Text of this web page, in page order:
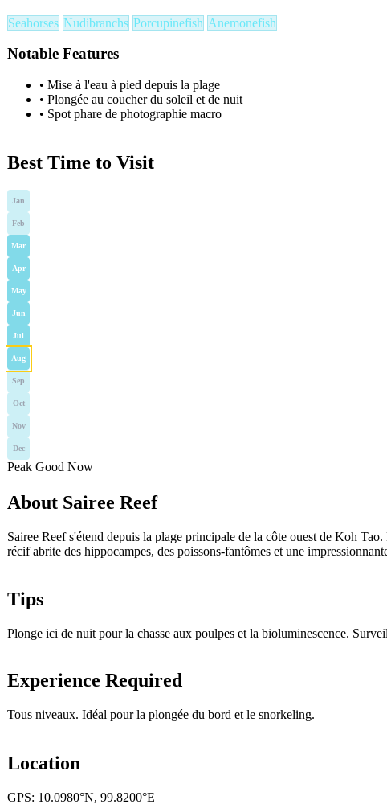
Seahorses Nudibranchs Porcupinefish Anemonefish
Notable Features
• Mise à l'eau à pied depuis la plage
• Plongée au coucher du soleil et de nuit
• Spot phare de photographie macro
Best Time to Visit
Jan
Feb
Mar
Apr
May
Jun
Jul
Aug
Sep
Oct
Nov
Dec
Peak Good Now
About Sairee Reef
Sairee Reef s'étend depuis la plage principale de la côte ouest de Koh
récif abrite des hippocampes, des poissons-fantômes et une
Tips
Plonge ici de nuit pour la chasse aux poulpes et la bioluminescence.
Experience Required
Tous niveaux. Idéal pour la plongée du bord et le snorkeling.
Location
GPS: 10.0980°N, 99.8200°E